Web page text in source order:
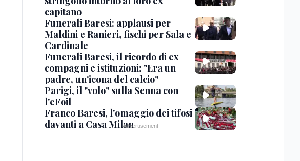
capitano
Funerali Baresi: applausi per
Maldini e Ranieri, fischi per Sala e
Cardinale
Funerali Baresi, il ricordo di ex
compagni e istituzioni: "Era un
padre, un'icona del calcio"
Parigi, il "volo" sulla Senna con
l'eFoil
Franco Baresi, l'omaggio dei tifosi
davanti a Casa Milan